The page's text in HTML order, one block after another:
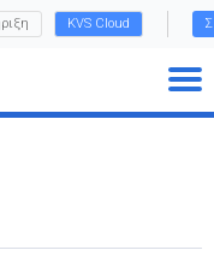
KVS Cloud